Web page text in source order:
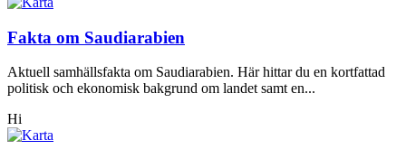
Fakta om Saudiarabien
Aktuell samhällsfakta om Saudiarabien. Här hittar du en kortfattad
politisk och ekonomisk bakgrund om landet samt en...
Hi